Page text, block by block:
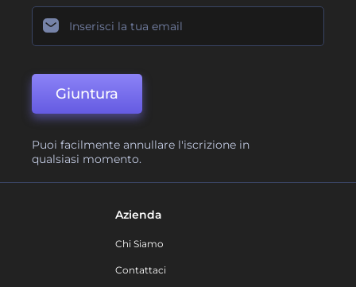
Giuntura
Puoi facilmente annullare l'iscrizione in
qualsiasi momento.
Azienda
Chi Siamo
Contattaci